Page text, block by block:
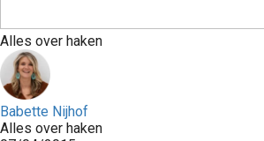
Alles over haken
Babette Nijhof
Alles over haken